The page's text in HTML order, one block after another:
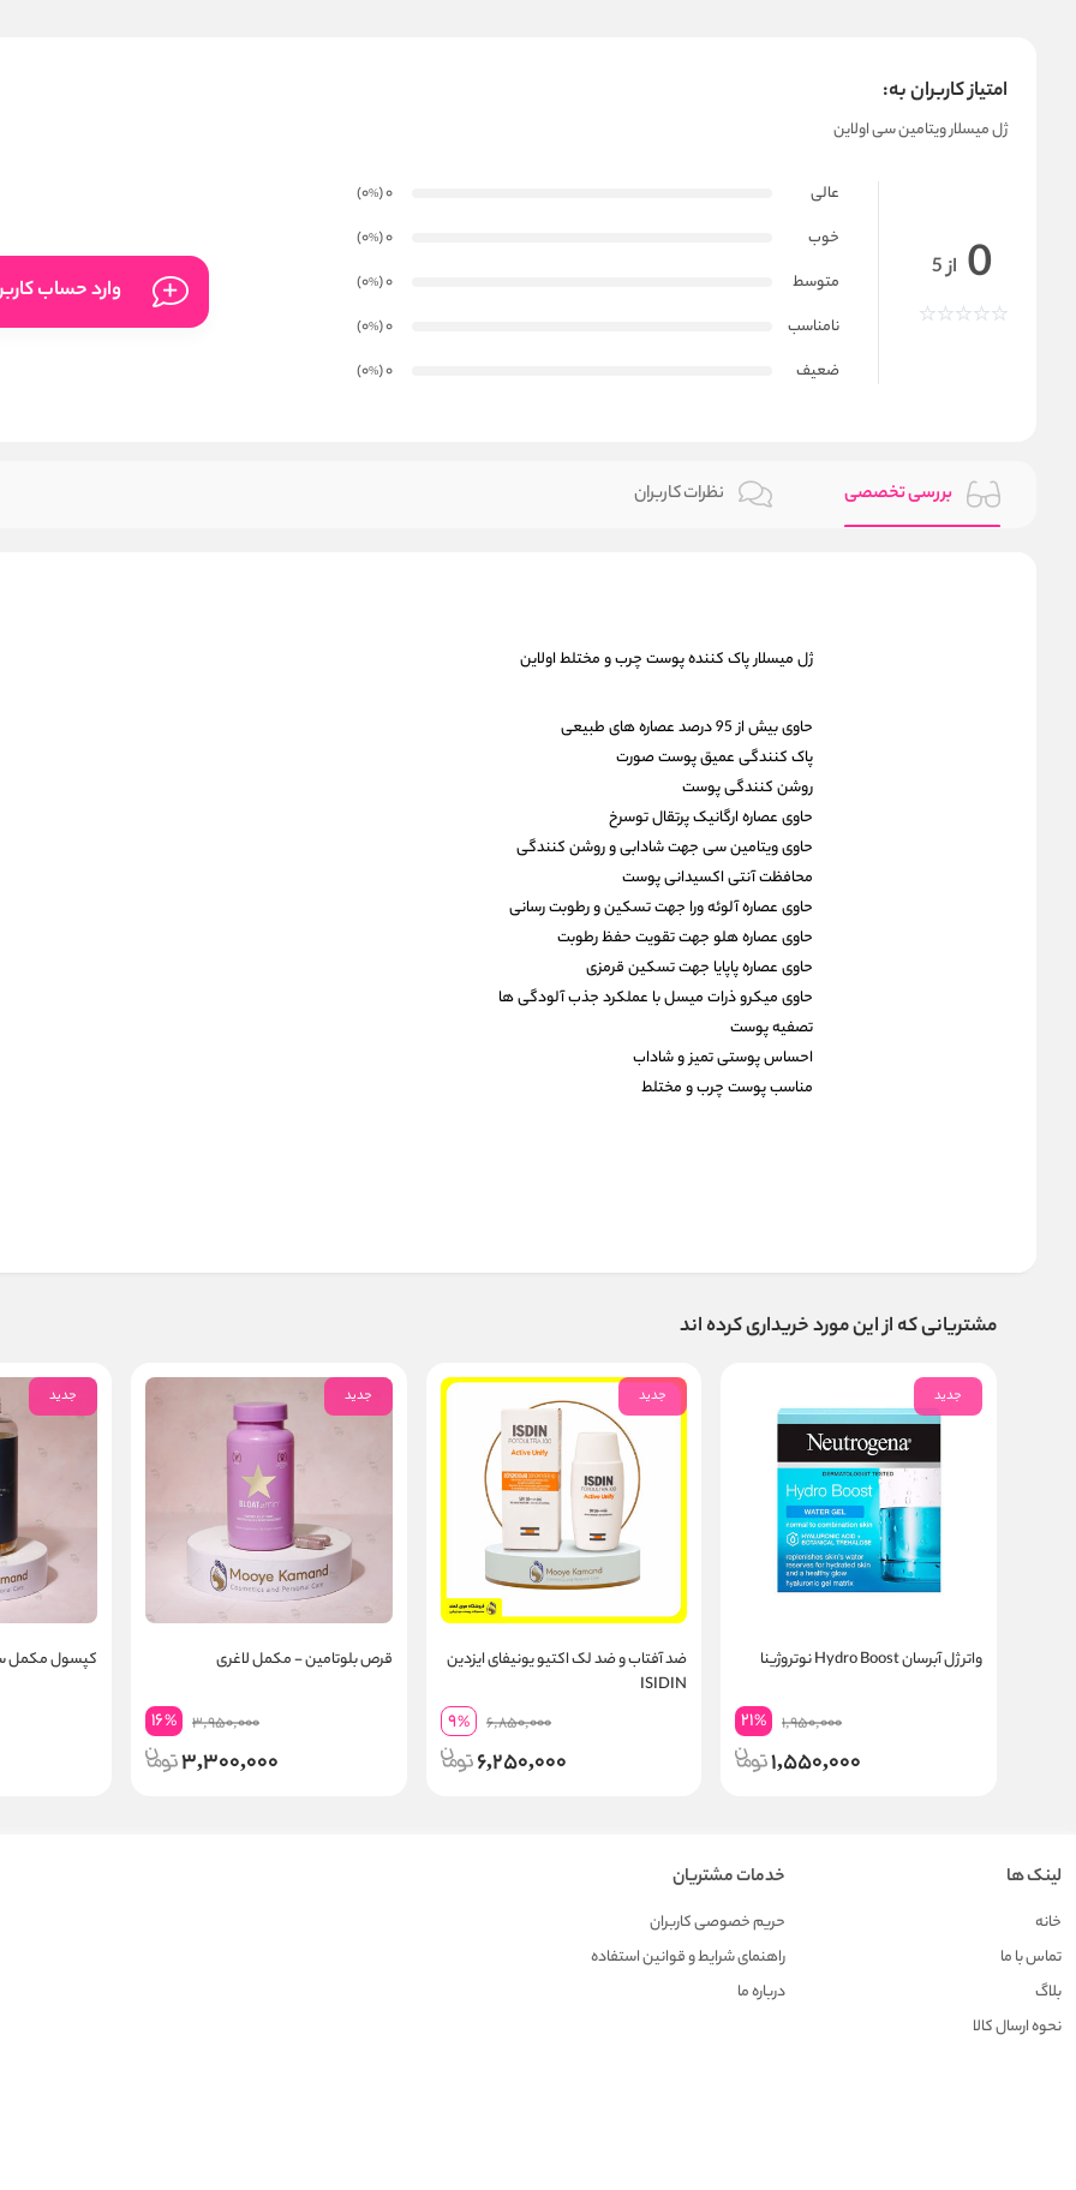
امتیاز کاربران به:
ژل میسلار ویتامین سی اولاین
0 از 5
عالی 0
(0
%
)
خوب
0
(0
%
)
متوسط
0
(0
%
)
نامناسب
0
(0
%
)
ضعیف
0
(0
%
)
وارد حساب
بررسی تخصصی نظرات کاربران
ژل میسلار پاک کننده پوست چرب و مختلط اولاین
حاوی بیش از 95 درصد عصاره های طبیعی
پاک کنندگی عمیق پوست صورت
روشن کنندگی پوست
حاوی عصاره ارگانیک پرتقال توسرخ
حاوی ویتامین سی جهت شادابی و روشن کنندگی
محافظت آنتی اکسیدانی پوست
حاوی عصاره آلوئه ورا جهت تسکین و رطوبت رسانی
حاوی عصاره هلو جهت تقویت حفظ رطوبت
حاوی عصاره پاپایا جهت تسکین قرمزی
حاوی میکرو ذرات میسل با عملکرد جذب آلودگی ها
تصفیه پوست
احساس پوستی تمیز و شاداب
مناسب پوست چرب و مختلط
مشتریانی که از این مورد خریداری کرده اند
جدید
واتر ژل آبرسان Hydro Boost نوتروژینا
1,950,000
21%
1,550,000
جدید
ضد آفتاب و ضد لک اکتیو یونیفای ایزدین
ISIDIN
6,850,000
9%
6,250,000
جدید
قرص بلوتامین - مکمل لاغری
3,950,000
16%
3,300,000
جدید
کپسول مکمل
لینک ها
خانه
تماس با ما
بلاگ
نحوه ارسال کالا
خدمات مشتریان
حریم خصوصی کاربران
راهنمای شرایط و قوانین استفاده
درباره ما